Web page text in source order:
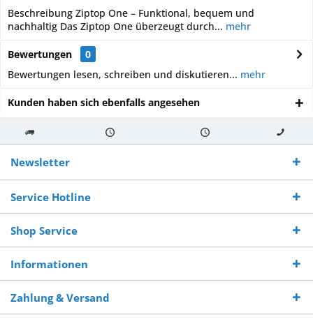
Beschreibung Ziptop One – Funktional, bequem und
nachhaltig Das Ziptop One überzeugt durch... mehr
Bewertungen
0
Bewertungen lesen, schreiben und diskutieren... mehr
Kunden haben sich ebenfalls angesehen
Kostenloser
Versand ab €
250,-
Versand innerhalb von Versand von So erreichen
Sie uns 0160
970 511 90
Newsletter
Service Hotline
Shop Service
Informationen
Zahlung & Versand